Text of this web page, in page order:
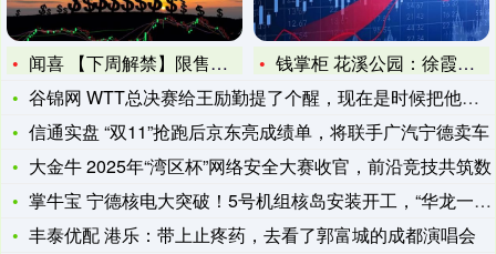
闻喜 【下周解禁】限售股上市数量不足5亿股 为全年周解禁第二
钱掌柜 花溪公园：徐霞客笔下的世外桃源
谷锦网 WTT总决赛给王励勤提了个醒，现在是时候把他给召回来
信通实盘 “双11”抢跑后京东亮成绩单，将联手广汽宁德卖车
大金牛 2025年“湾区杯”网络安全大赛收官，前沿竞技共筑数
掌牛宝 宁德核电大突破！5号机组核岛安装开工，“华龙一号”再
丰泰优配 港乐：带上止疼药，去看了郭富城的成都演唱会